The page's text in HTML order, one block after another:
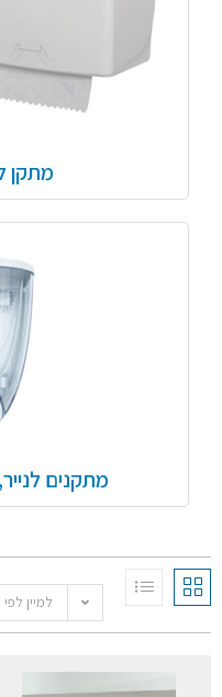
מתקן
מתקנים לנייר,
למיין לפי